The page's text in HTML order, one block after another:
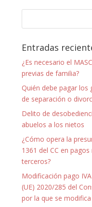
Entradas
¿Es necesario el
previas de familia?
Quién debe pagar los
de separación o
Delito de
abuelos a los nietos
¿Cómo opera la
1361 del CC en
terceros?
Modificación pago
(UE) 2020/285 del
por la que se